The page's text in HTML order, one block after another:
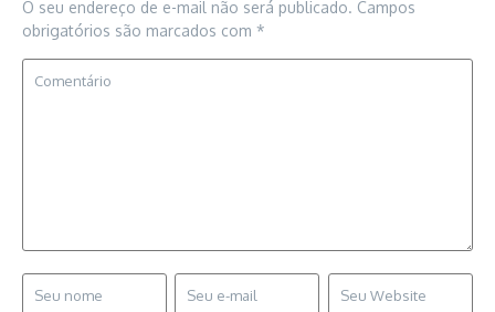
O seu endereço de e-mail não será publicado. Campos
obrigatórios são marcados com *